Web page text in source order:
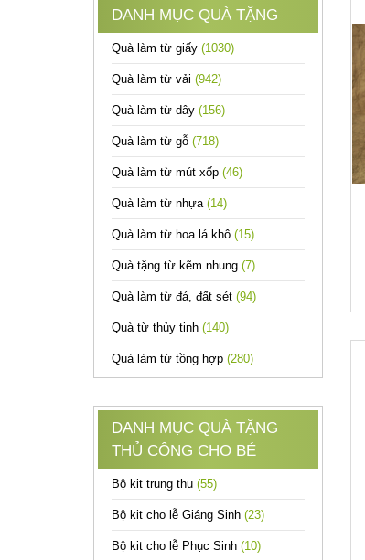
DANH MỤC QUÀ TẶNG
Quà làm từ giấy (1030)
Quà làm từ vải (942)
Quà làm từ dây (156)
Quà làm từ gỗ (718)
Quà làm từ mút xốp (46)
Quà làm từ nhựa (14)
Quà làm từ hoa lá khô (15)
Quà tặng từ kẽm nhung (7)
Quà làm từ đá, đất sét (94)
Quà từ thủy tinh (140)
Quà làm từ tồng hợp (280)
DANH MỤC QUÀ TẶNG
THỦ CÔNG CHO BÉ
Bộ kit trung thu (55)
Bộ kit cho lễ Giáng Sinh (23)
Bộ kit cho lễ Phục Sinh (10)